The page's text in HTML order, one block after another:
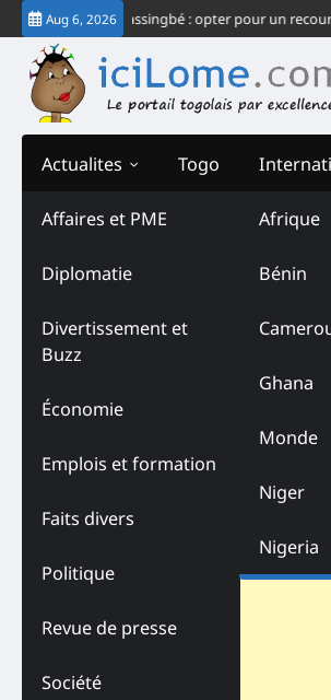
Skip
to
content
Aug 6, 2026
Gnassingbé : opter pour un recours en
Actualites
Affaires et PME
Diplomatie
Divertissement et
Buzz
Économie
Emplois et formation
Faits divers
Politique
Revue de presse
Société
Togo
Afrique
Bénin
Ghana
Monde
Niger
Nigeria